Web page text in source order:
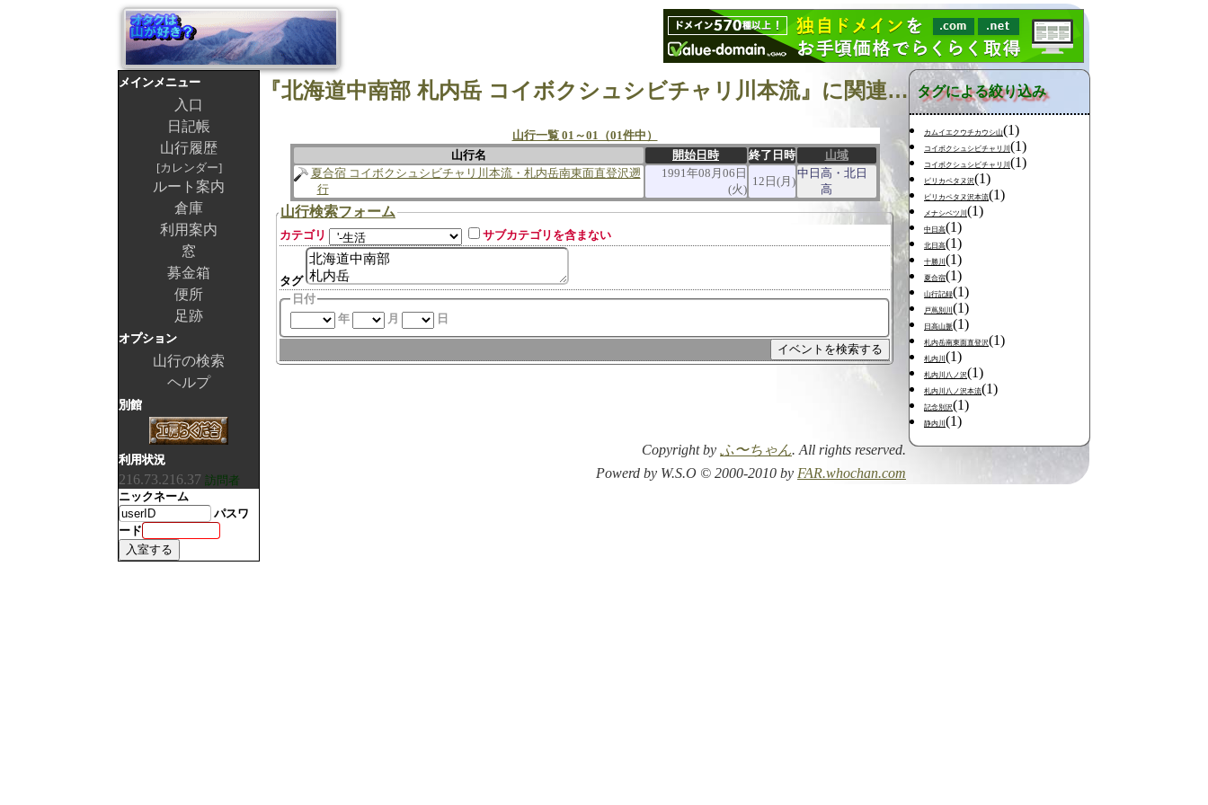
『北海道中南部 札内岳 コイボクシュシビチャリ川本流』に関連する山行
山行一覧 01～01（01件中）
山行名
開始日時 終了日時
山域
夏合宿 コイボクシュシビチャリ川本流・札内岳南東面直登沢遡
行
1991年08月06日
(火)
12日(月)
中日高・北日
高
山行検索フォーム
カテゴリ サブカテゴリを含まない
タグ
日付
年
月 日
タグによる絞り込み
カムイエクウチカウシ山(1)
コイボクシュシビチャリ川 (1)
コイボクシュシビチャリ川 (1)
ピリカペタヌ沢(1)
ピリカペタヌ沢本流(1)
メナシベツ川 (1)
中日高(1)
北日高(1)
十勝川 (1)
夏合宿(1)
山行記録(1)
戸蔦別川 (1)
日高山脈(1)
札内岳南東面直登沢(1)
札内川 (1)
札内川八ノ沢(1)
札内川八ノ沢本流(1)
記念別沢(1)
静内川 (1)
メインメニュー
入口
日記帳
山行履歴
カレンダー
ルート案内
倉庫
利用案内
窓
募金箱
便所
足跡
オプション
山行の検索
ヘルプ
別館
利用状況
216.73.216.37 訪問者
ニックネーム
パスワ
ード
Copyright by ふ〜ちゃん. All rights reserved.
Powerd by W.S.O © 2000-2010 by FAR.whochan.com